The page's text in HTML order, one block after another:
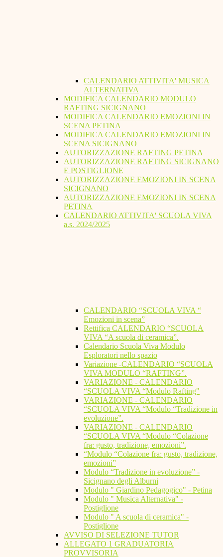
CALENDARIO ATTIVITA' MUSICA
ALTERNATIVA
MODIFICA CALENDARIO MODULO
RAFTING SICIGNANO
MODIFICA CALENDARIO EMOZIONI IN
SCENA PETINA
MODIFICA CALENDARIO EMOZIONI IN
SCENA SICIGNANO
AUTORIZZAZIONE RAFTING PETINA
AUTORIZZAZIONE RAFTING SICIGNANO
E POSTIGLIONE
AUTORIZZAZIONE EMOZIONI IN SCENA
SICIGNANO
AUTORIZZAZIONE EMOZIONI IN SCENA
PETINA
CALENDARIO ATTIVITA' SCUOLA VIVA
a.s. 2024/2025
CALENDARIO “SCUOLA VIVA “
Emozioni in scena”
Rettifica CALENDARIO “SCUOLA
VIVA “A scuola di ceramica”.
Calendario Scuola Viva Modulo
Esploratori nello spazio
Variazione -CALENDARIO “SCUOLA
VIVA MODULO “RAFTING”.
VARIAZIONE - CALENDARIO
“SCUOLA VIVA “Modulo Rafting"
VARIAZIONE - CALENDARIO
“SCUOLA VIVA “Modulo “Tradizione in
evoluzione”.
VARIAZIONE - CALENDARIO
“SCUOLA VIVA “Modulo “Colazione
fra: gusto, tradizione, emozioni”.
“Modulo “Colazione fra: gusto, tradizione,
emozioni”
Modulo “Tradizione in evoluzione” -
Sicignano degli Alburni
Modulo " Giardino Pedagogico" - Petina
Modulo " Musica Alternativa" -
Postiglione
Modulo " A scuola di ceramica" -
Postiglione
AVVISO DI SELEZIONE TUTOR
ALLEGATO 1 GRADUATORIA
PROVVISORIA